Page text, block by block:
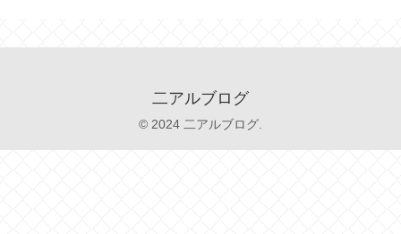
二アルブログ
© 2024 二アルブログ.